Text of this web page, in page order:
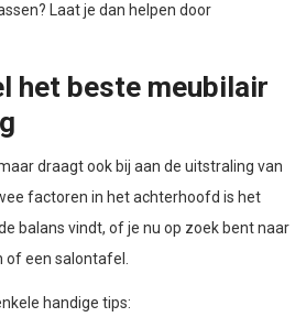
Laat je dan helpen door
het beste meubilair
draagt ook bij aan de uitstraling van
factoren in het achterhoofd is het
balans vindt, of je nu op zoek bent naar
een salontafel.
handige tips: